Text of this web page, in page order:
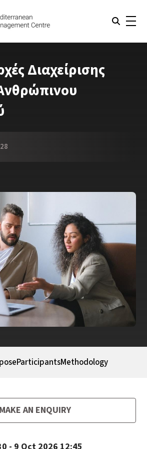
Διαχείρισης
ParticipantsMethodology
MAKE AN ENQUIRY